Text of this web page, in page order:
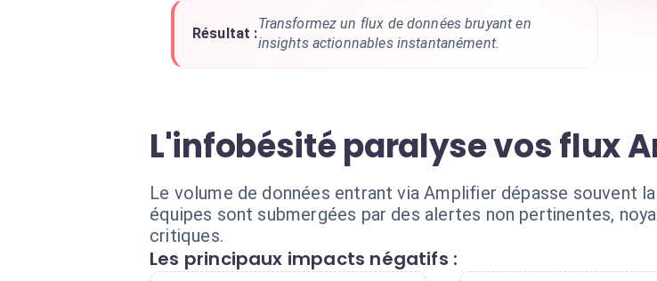
Résultat :
Transformez un flux de données bruyant en
insights actionnables instantanément.
L'infobésité paralyse vos flux
Le volume de données entrant via Amplifier dépasse souvent
équipes sont submergées par des alertes non pertinentes,
critiques.
Les principaux impacts négatifs :